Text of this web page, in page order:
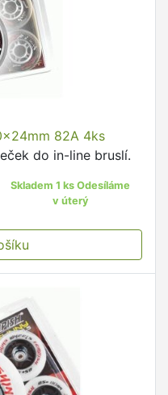
82A 4ks
do in-line bruslí.
Skladem 1 ks Odesíláme
v úterý